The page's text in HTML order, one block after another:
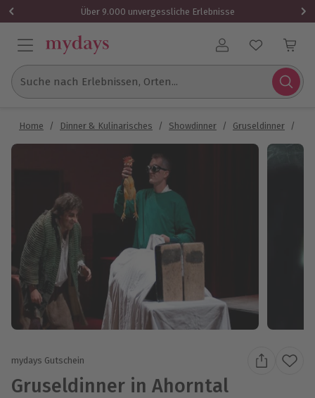
Über 9.000 unvergessliche Erlebnisse
Benutzerkonto
Suche nach Erlebnissen, Orten...
Home / Dinner & Kulinarisches / Showdinner / Gruseldinner /
mydays Gutschein
Gruseldinner in Ahorntal